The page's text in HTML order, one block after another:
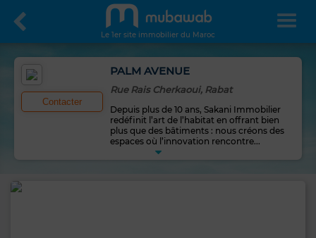
Le 1er site immobilier du Maroc
Contacter
PALM AVENUE
Rue Rais Cherkaoui, Rabat
Depuis plus de 10 ans, Sakani Immobilier
redéfinit l’art de l’habitat en offrant bien
plus que des bâtiments : nous créons des
espaces où l’innovation rencontre...